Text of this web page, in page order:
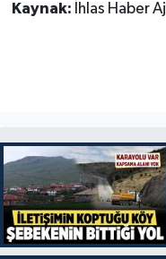
Kaynak: İhlas Haber